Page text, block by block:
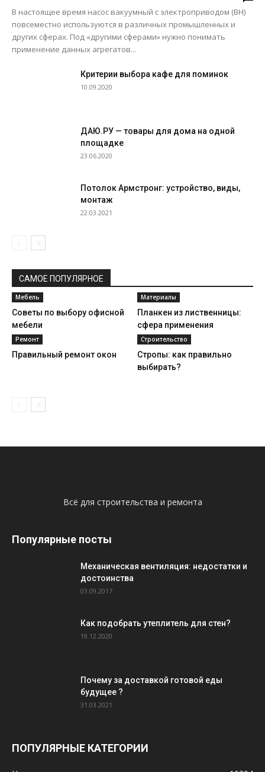
В настоящее время насос вакуумный с электроприводом (ВН)
повсеместно используются в различных промышленных и
других сферах. Под «другими сферами» нужно понимать
применение данных агрегатов...
Критерии выбора кафе для поминок
10.09.2020
ДАЮ.РУ — товары для дома на одной
площадке
23.06.2020
Потолок Армстронг: устройство, виды,
монтаж
22.03.2021
САМОЕ ПОПУЛЯРНОЕ
Мебель
Советы по выбору офисной
мебели
Материалы
Планкен из лиственницы:
сфера применения
Ремонт
Правильный ремонт окон
Строительство
Стропы: как правильно
выбирать?
Всё для строительства и ремонта
Популярные посты
Механическая вентиляция: недостатки и
достоинства
03.09.2017
Как подобрать утеплитель для стен?
19.12.2020
Почему за доставкой готовой еды
будущее ?
31.03.2021
ПОПУЛЯРНЫЕ КАТЕГОРИИ